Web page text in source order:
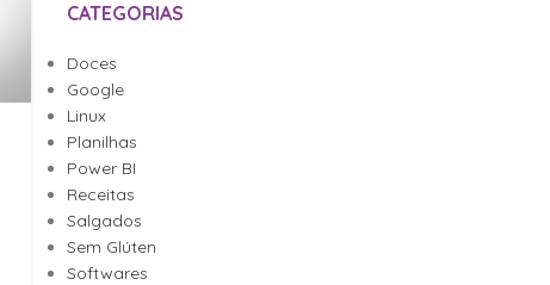
CATEGORIAS
Doces
Google
Linux
Planilhas
Power BI
Receitas
Salgados
Sem Glúten
Softwares